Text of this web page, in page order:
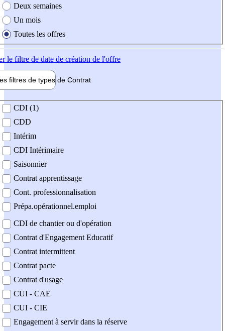
Deux semaines
Un mois
Toutes les offres
le filtre de date de création de l'offre
filtres de types de Contrat
contrat
CDI (1)
CDD
Intérim
CDI Intérimaire
Saisonnier
Contrat apprentissage
Cont. professionnalisation
Prépa.opérationnel.emploi
CDI de chantier ou d'opération
Contrat d'Engagement Educatif
Contrat intermittent
Contrat pacte
Contrat d'usage
CUI - CAE
CUI - CIE
Engagement à servir dans la réserve